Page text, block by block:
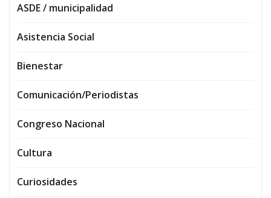
ASDE / municipalidad
Asistencia Social
Bienestar
Comunicación/Periodistas
Congreso Nacional
Cultura
Curiosidades